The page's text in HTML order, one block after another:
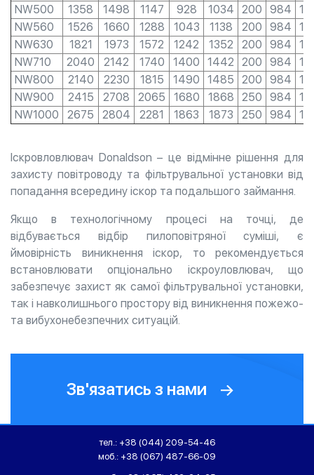
NW500
1358 1498 1147 928 1034 200 984
NW560
1526 1660 1288 1043 1138 200 984
NW630
1821 1973 1572 1242 1352 200 984
NW710
2040 2142 1740 1400 1442 200 984
NW800
2140 2230 1815 1490 1485 200 984
NW900
2415 2708 2065 1680 1868 250 984
NW1000
2675 2804 2281 1863 1873 250 984
Іскровловлювач Donaldson – це відмінне рішення для
захисту повітроводу та фільтрувальної установки від
попадання всередину іскор та подальшого займання.
Якщо в технологічному процесі на точці, де
відбувається відбір пилоповітряної суміші, є
ймовірність виникнення іскор, то рекомендується
встановлювати опціонально іскроуловлювач, що
забезпечує захист як самої фільтрувальної установки,
так і навколишнього простору від виникнення пожежо-
та вибухонебезпечних ситуацій.
Зв'язатись з нами
тел.: +38 (044) 209-54-46
моб.: +38 (067) 487-66-09